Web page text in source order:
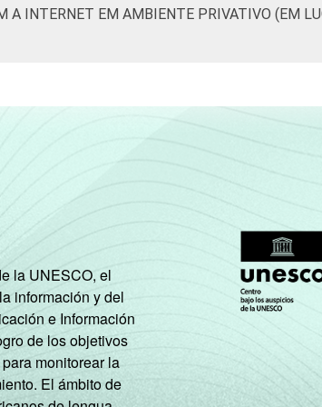
89
100
o Desenvolvimento da Sociedade da
2019. ¹Considera-se 'usuário' aquele que
A INTERNET EM AMBIENTE PRIVATIVO (EM
la UNESCO, el
información y del
e Información
de los objetivos
monitorear la
El ámbito de